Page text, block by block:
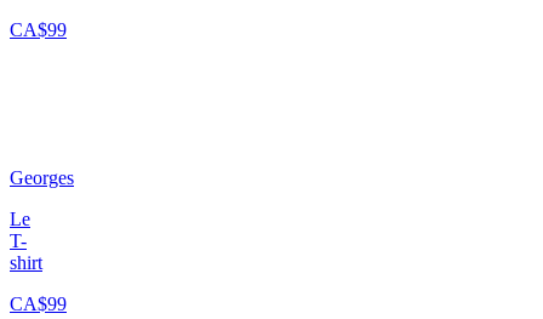
CA$99
Georges
Le
T-
shirt
CA$99